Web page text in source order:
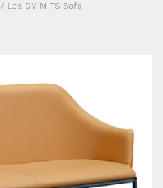
/ Lea DV M TS Sofa